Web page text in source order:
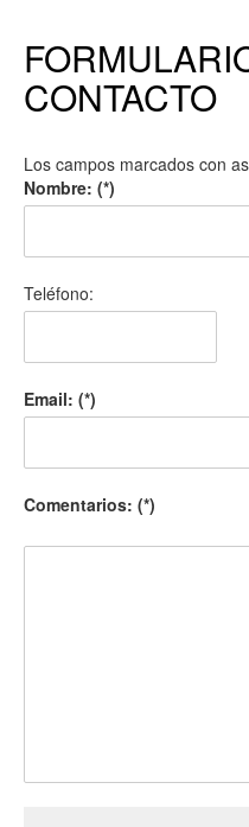
CONTACTO
Los campos marcados con
Nombre: (*)
Teléfono:
Email: (*)
Comentarios: (*)